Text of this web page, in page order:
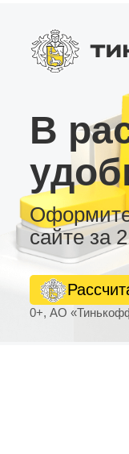
автомобиле.
для
В
сайте за
0+, АО